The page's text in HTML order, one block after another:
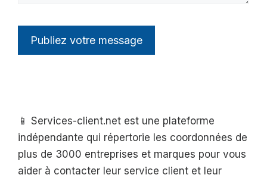
📱 Services-client.net est une plateforme
indépendante qui répertorie les coordonnées de
plus de 3000 entreprises et marques pour vous
aider à contacter leur service client et leur